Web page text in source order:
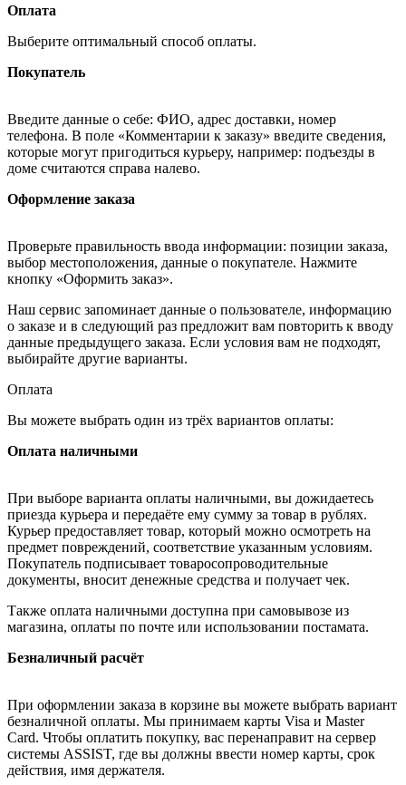
Оплата
Выберите оптимальный способ оплаты.
Покупатель
Введите данные о себе: ФИО, адрес доставки, номер
телефона. В поле «Комментарии к заказу» введите сведения,
которые могут пригодиться курьеру, например: подъезды в
доме считаются справа налево.
Оформление заказа
Проверьте правильность ввода информации: позиции заказа,
выбор местоположения, данные о покупателе. Нажмите
кнопку «Оформить заказ».
Наш сервис запоминает данные о пользователе, информацию
о заказе и в следующий раз предложит вам повторить к вводу
данные предыдущего заказа. Если условия вам не подходят,
выбирайте другие варианты.
Оплата
Вы можете выбрать один из трёх вариантов оплаты:
Оплата наличными
При выборе варианта оплаты наличными, вы дожидаетесь
приезда курьера и передаёте ему сумму за товар в рублях.
Курьер предоставляет товар, который можно осмотреть на
предмет повреждений, соответствие указанным условиям.
Покупатель подписывает товаросопроводительные
документы, вносит денежные средства и получает чек.
Также оплата наличными доступна при самовывозе из
магазина, оплаты по почте или использовании постамата.
Безналичный расчёт
При оформлении заказа в корзине вы можете выбрать вариант
безналичной оплаты. Мы принимаем карты Visa и Master
Card. Чтобы оплатить покупку, вас перенаправит на сервер
системы ASSIST, где вы должны ввести номер карты, срок
действия, имя держателя.